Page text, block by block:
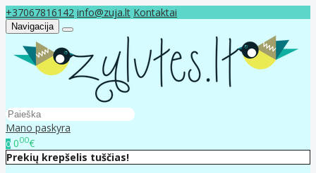
+37067816142 info@zuja.lt Kontaktai
Navigacija
Mano paskyra
0 000€
Prekių krepšelis tuščias!